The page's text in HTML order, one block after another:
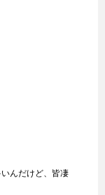
んだけど、皆凄